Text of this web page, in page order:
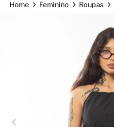
Home Feminino Roupas